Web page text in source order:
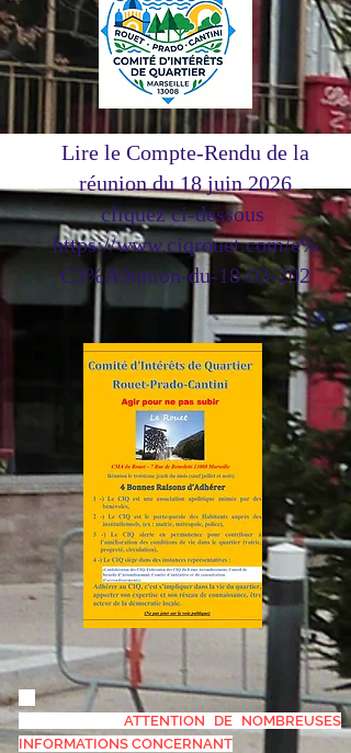
Lire le Compte-Rendu de la
réunion du 18 juin 2026
cliquez ci-dessous
https://www.ciqrouet.com/e%
C3%A9union-du-18-03-202
ATTENTION DE NOMBREUSES
INFORMATIONS CONCERNANT